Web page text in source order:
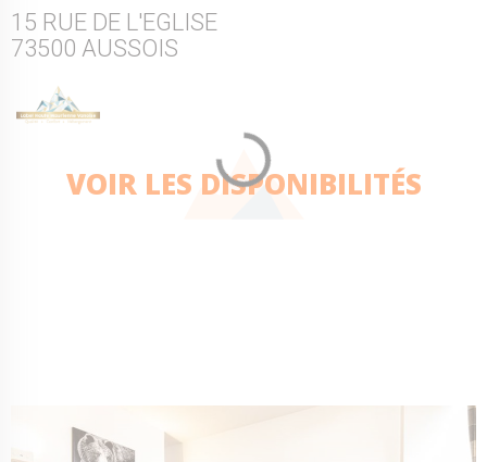
Bonneval sur arc
15 RUE DE L'EGLISE
73500 AUSSOIS
VOIR LES DISPONIBILITÉS